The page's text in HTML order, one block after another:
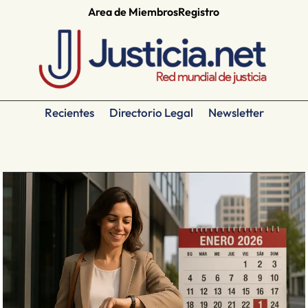
Area de MiembrosRegistro
Recientes Directorio Legal Newsletter